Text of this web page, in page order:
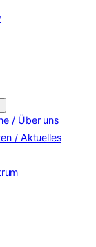
/ Über uns
/ Aktuelles